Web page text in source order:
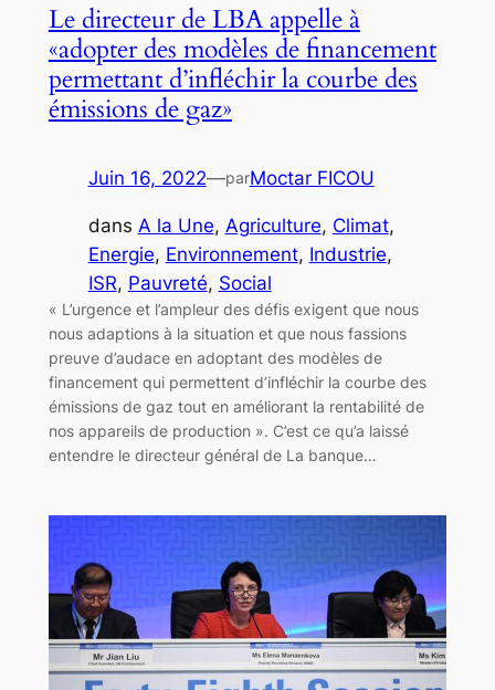
Le directeur de LBA appelle à
«adopter des modèles de financement
permettant d’infléchir la courbe des
émissions de gaz»
Juin 16, 2022—parMoctar FICOU
dans A la Une, Agriculture, Climat
Energie, Environnement, Industrie
ISR, Pauvreté, Social
« L’urgence et l’ampleur des défis exigent que nous
nous adaptions à la situation et que nous fassions
preuve d’audace en adoptant des modèles de
financement qui permettent d’infléchir la courbe des
émissions de gaz tout en améliorant la rentabilité de
nos appareils de production ». C’est ce qu’a laissé
entendre le directeur général de La banque…